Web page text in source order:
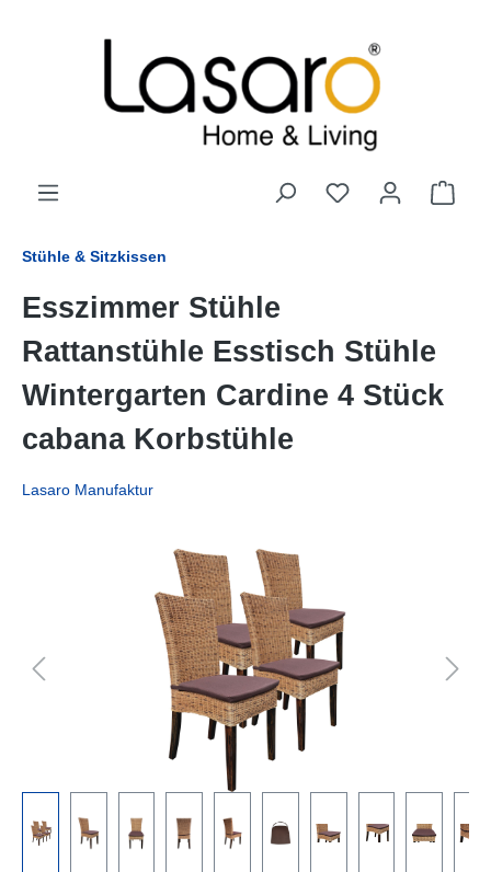
Stühle & Sitzkissen
Esszimmer Stühle
Rattanstühle Esstisch Stühle
Wintergarten Cardine 4 Stück
cabana Korbstühle
Lasaro Manufaktur
Bildergalerie überspringen